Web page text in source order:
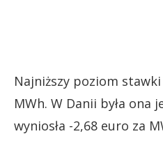
Najniższy poziom
MWh. W Danii była ona
wyniosła -2,68 euro za